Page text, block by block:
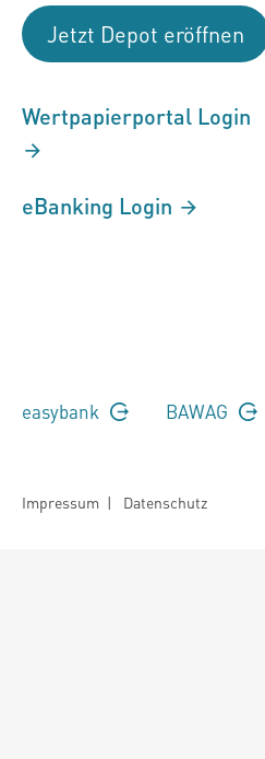
Jetzt Depot eröffnen
Wertpapierportal Login
eBanking Login
easybank BAWAG
Impressum | Datenschutz